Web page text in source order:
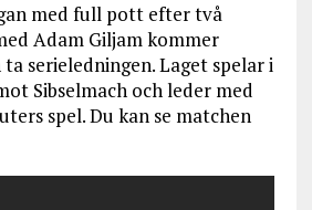
med full pott efter två
Adam Giljam kommer
ta serieledningen. Laget spelar i
Sibselmach och leder med
spel. Du kan se matchen